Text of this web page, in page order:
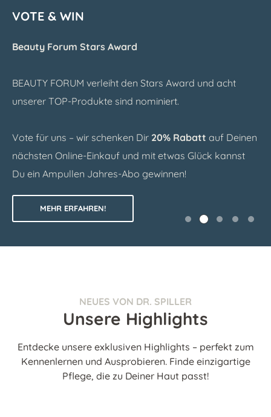
VOTE & WIN
Beauty Forum Stars Award
BEAUTY FORUM verleiht den Stars Award und acht
unserer TOP-Produkte sind nominiert.
Vote für uns – wir schenken Dir 20% Rabatt auf Deinen
nächsten Online-Einkauf und mit etwas Glück kannst
Du ein Ampullen Jahres-Abo gewinnen!
MEHR ERFAHREN!
NEUES VON DR. SPILLER
Unsere Highlights
Entdecke unsere exklusiven Highlights – perfekt zum
Kennenlernen und Ausprobieren. Finde einzigartige
Pflege, die zu Deiner Haut passt!